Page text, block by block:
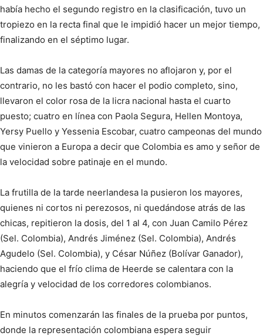
había hecho el segundo registro en la clasificación, tuvo un
tropiezo en la recta final que le impidió hacer un mejor tiempo,
finalizando en el séptimo lugar.
Las damas de la categoría mayores no aflojaron y, por el
contrario, no les bastó con hacer el podio completo, sino,
llevaron el color rosa de la licra nacional hasta el cuarto
puesto; cuatro en línea con Paola Segura, Hellen Montoya,
Yersy Puello y Yessenia Escobar, cuatro campeonas del mundo
que vinieron a Europa a decir que Colombia es amo y señor de
la velocidad sobre patinaje en el mundo.
La frutilla de la tarde neerlandesa la pusieron los mayores,
quienes ni cortos ni perezosos, ni quedándose atrás de las
chicas, repitieron la dosis, del 1 al 4, con Juan Camilo Pérez
(Sel. Colombia), Andrés Jiménez (Sel. Colombia), Andrés
Agudelo (Sel. Colombia), y César Núñez (Bolívar Ganador),
haciendo que el frío clima de Heerde se calentara con la
alegría y velocidad de los corredores colombianos.
En minutos comenzarán las finales de la prueba por puntos,
donde la representación colombiana espera seguir